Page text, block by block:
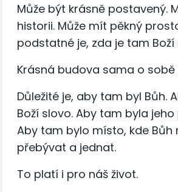
Může být krásně postavený.
historii. Může mít pěkný
podstatné je, zda je tam Boží
Krásná budova sama o
Důležité je, aby tam byl Bůh.
Boží slovo. Aby tam byla
Aby tam bylo místo, kde Bůh
přebývat a jednat.
To platí i pro náš život.